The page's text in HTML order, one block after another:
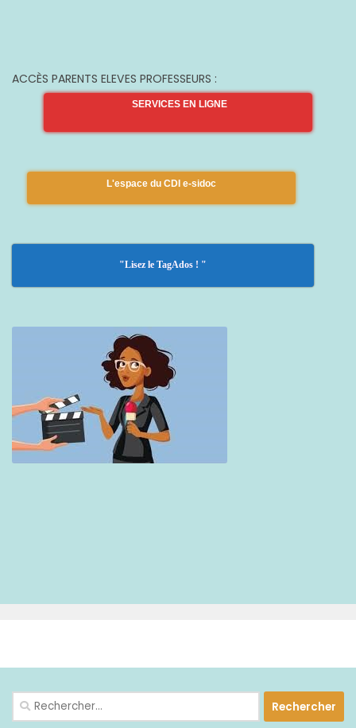
ACCÈS PARENTS ELEVES PROFESSEURS :
SERVICES EN LIGNE
L'espace du CDI e-sidoc
"Lisez le TagAdos ! "
Rechercher :